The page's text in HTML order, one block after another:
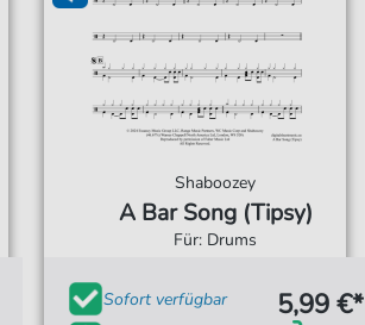
Shaboozey
A Bar Song (Tipsy)
Für: Drums
Sofort verfügbar
5,99 €*